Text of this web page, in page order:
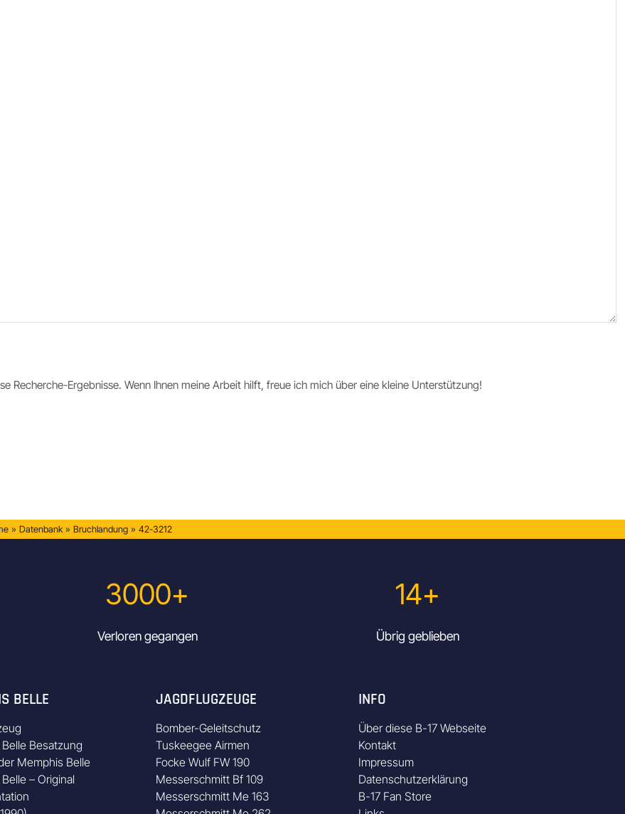
Recherche-Ergebnisse. Wenn Ihnen meine Arbeit hilft, freue ich mich über eine kleine Unterstützung!
» Datenbank » Bruchlandung » 42-3212
3000+
Verloren gegangen
14+
Übrig geblieben
BELLE
Besatzung
Memphis Belle
– Original
JAGDFLUGZEUGE
Bomber-Geleitschutz
Tuskeegee Airmen
Focke Wulf FW 190
Messerschmitt Bf 109
Messerschmitt Me 163
INFO
Über diese B-17 Webseite
Kontakt
Impressum
Datenschutzerklärung
B-17 Fan Store